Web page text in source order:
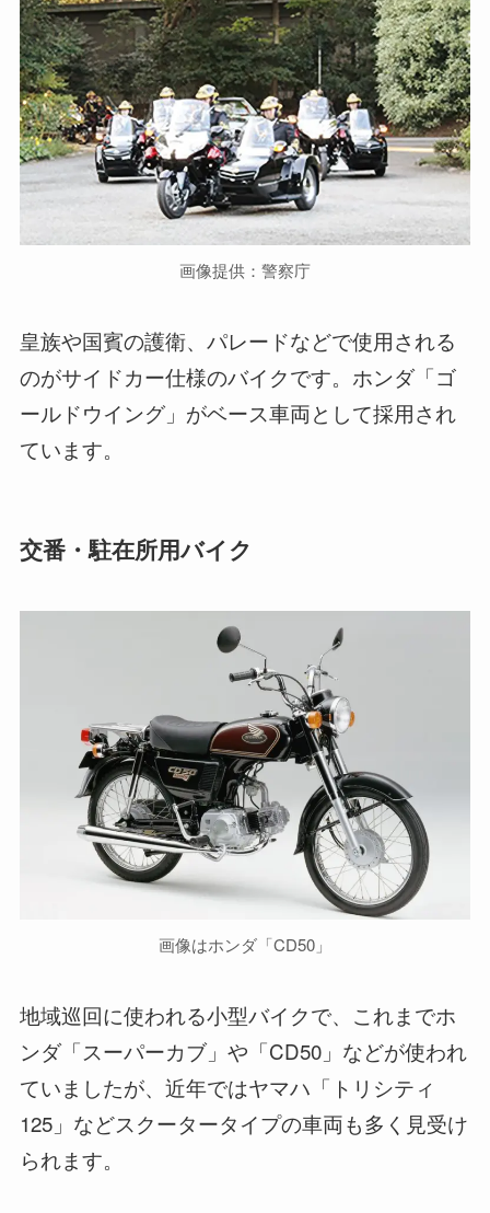
画像提供：警察庁
皇族や国賓の護衛、パレードなどで使用される
のがサイドカー仕様のバイクです。ホンダ「ゴ
ールドウイング」がベース車両として採用され
ています。
交番・駐在所用バイク
画像はホンダ「CD50」
地域巡回に使われる小型バイクで、これまでホ
ンダ「スーパーカブ」や「CD50」などが使われ
ていましたが、近年ではヤマハ「トリシティ
125」などスクータータイプの車両も多く見受け
られます。